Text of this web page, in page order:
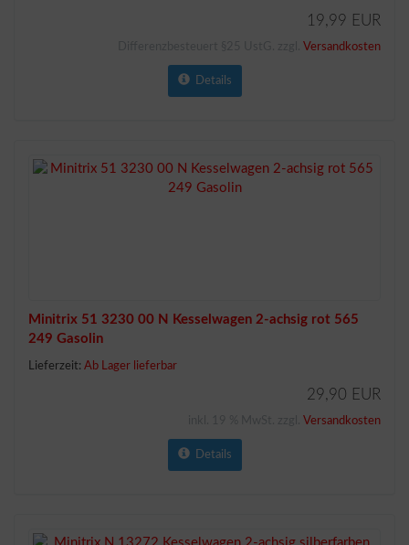
19,99 EUR
Versandkosten
Details
Minitrix 51 3230 00 N Kesselwagen 2-achsig rot 565
249 Gasolin
Lieferzeit: Ab Lager lieferbar
29,90 EUR
Versandkosten
Details